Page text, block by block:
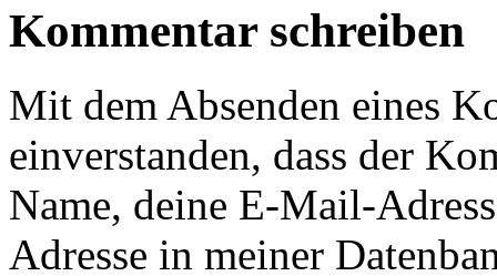
Kommentar schreiben
Mit dem Absenden eines
einverstanden, dass der
Name, deine E-Mail-
Adresse in meiner